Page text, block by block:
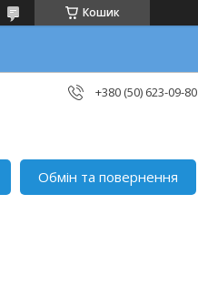
Кошик
+380 (50) 623-09-80
Обмін та повернення